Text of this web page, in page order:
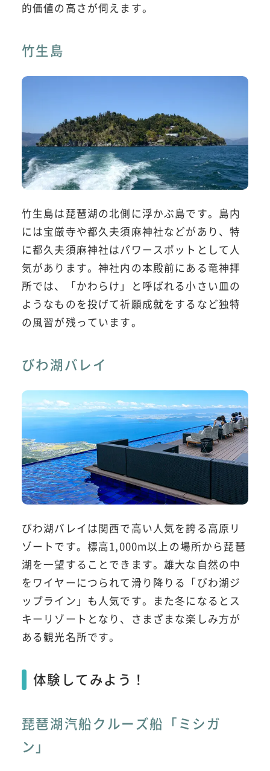
的価値の高さが伺えます。
竹生島
竹生島は琵琶湖の北側に浮かぶ島です。島内
には宝厳寺や都久夫須麻神社などがあり、特
に都久夫須麻神社はパワースポットとして人
気があります。神社内の本殿前にある竜神拝
所では、「かわらけ」と呼ばれる小さい皿の
ようなものを投げて祈願成就をするなど独特
の風習が残っています。
びわ湖バレイ
びわ湖バレイは関西で高い人気を誇る高原リ
ゾートです。標高1,000m以上の場所から琵琶
湖を一望することできます。雄大な自然の中
をワイヤーにつられて滑り降りる「びわ湖ジ
ップライン」も人気です。また冬になるとス
キーリゾートとなり、さまざまな楽しみ方が
ある観光名所です。
体験してみよう！
琵琶湖汽船クルーズ船「ミシガ
ン」